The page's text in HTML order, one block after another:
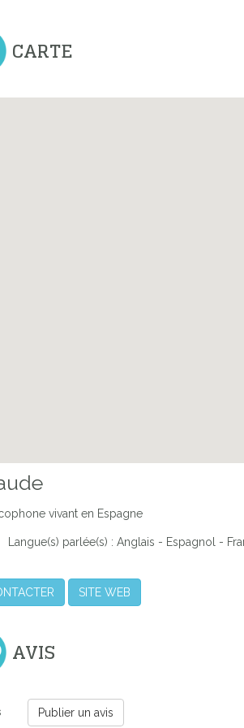
CARTE
vivant en Espagne
Langue(s) parlée(s) : Anglais - Espagnol -
SITE WEB
AVIS
Publier un avis